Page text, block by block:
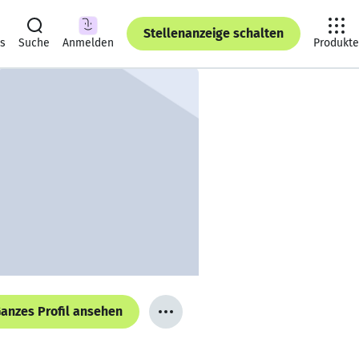
Suche Anmelden
Stellenanzeige schalten
Produkte
Profil ansehen